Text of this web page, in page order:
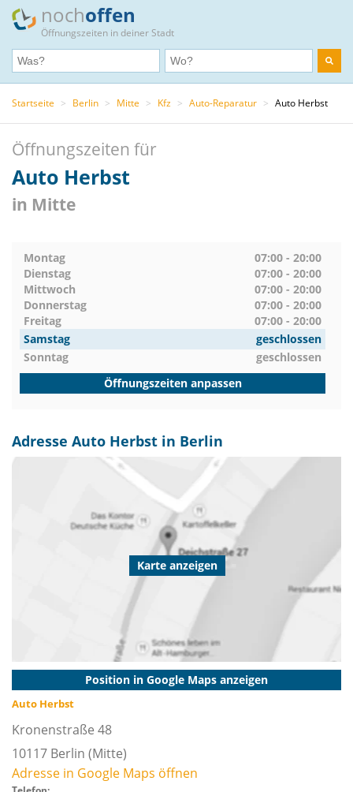
nochoffen
Öffnungszeiten in deiner Stadt
Startseite > Berlin > Mitte > Kfz > Auto-Reparatur > Auto Herbst
Öffnungszeiten für
Auto Herbst
in Mitte
Montag
07:00 - 20:00
Dienstag
07:00 - 20:00
Mittwoch
07:00 - 20:00
Donnerstag
07:00 - 20:00
Freitag
07:00 - 20:00
Samstag
geschlossen
Sonntag
geschlossen
Öffnungszeiten anpassen
Adresse Auto Herbst in Berlin
Karte anzeigen
Position in Google Maps anzeigen
Auto Herbst
Kronenstraße 48
10117 Berlin (Mitte)
Adresse in Google Maps öffnen